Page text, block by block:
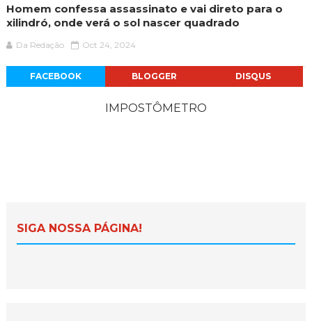
Homem confessa assassinato e vai direto para o
xilindró, onde verá o sol nascer quadrado
Da Redação Oct 24, 2024
FACEBOOK BLOGGER DISQUS
IMPOSTÔMETRO
SIGA NOSSA PÁGINA!